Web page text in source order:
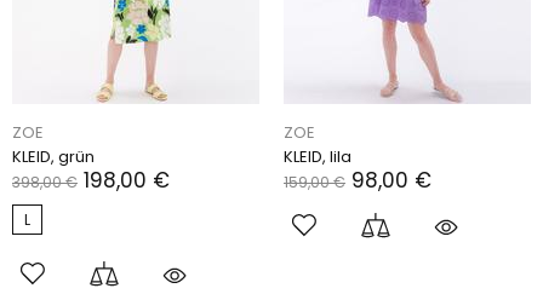
ZOE
KLEID, grün
398,00 € 198,00 €
L
ZOE
KLEID, lila
159,00 € 98,00 €